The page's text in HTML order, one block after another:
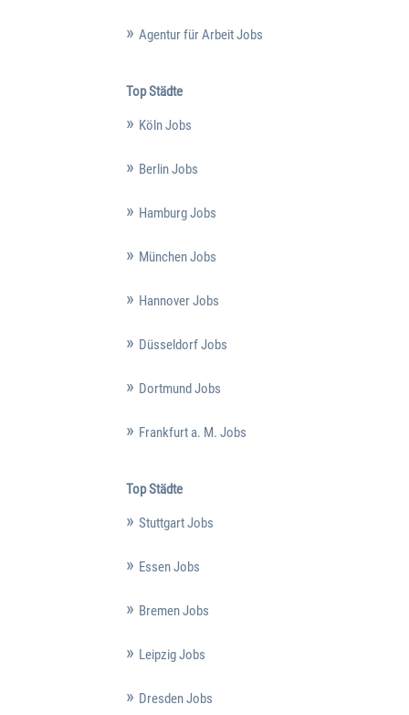
Agentur für Arbeit Jobs
Top Städte
Köln Jobs
Berlin Jobs
Hamburg Jobs
München Jobs
Hannover Jobs
Düsseldorf Jobs
Dortmund Jobs
Frankfurt a. M. Jobs
Top Städte
Stuttgart Jobs
Essen Jobs
Bremen Jobs
Leipzig Jobs
Dresden Jobs